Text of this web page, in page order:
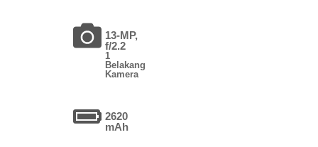
13-MP,
f/2.2
1
Belakang
Kamera
2620
mAh